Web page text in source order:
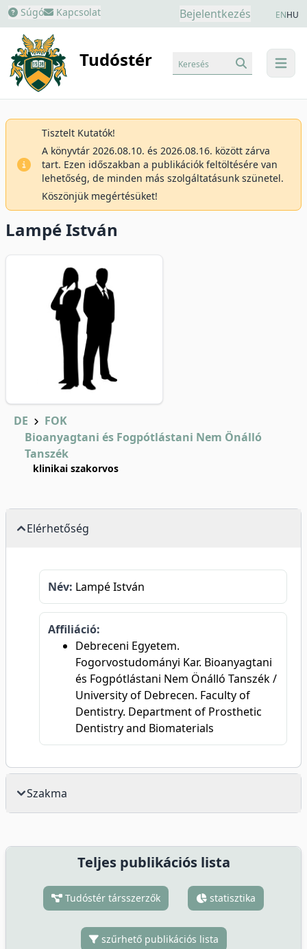
Súgó Kapcsolat Bejelentkezés ENHU
Tudóstér menu
Keresés
Tisztelt Kutatók!
A könyvtár 2026.08.10. és 2026.08.16. között zárva
tart. Ezen időszakban a publikációk feltöltésére van
lehetőség, de minden más szolgáltatásunk szünetel.
Köszönjük megértésüket!
Lampé István
DE
FOK
Bioanyagtani és Fogpótlástani Nem Önálló
Tanszék
klinikai szakorvos
Elérhetőség
Név: Lampé István
Affiliáció:
Debreceni Egyetem.
Fogorvostudományi Kar. Bioanyagtani
és Fogpótlástani Nem Önálló Tanszék /
University of Debrecen. Faculty of
Dentistry. Department of Prosthetic
Dentistry and Biomaterials
Szakma
Teljes publikációs lista
Tudóstér társszerzők statisztika
szűrhető publikációs lista